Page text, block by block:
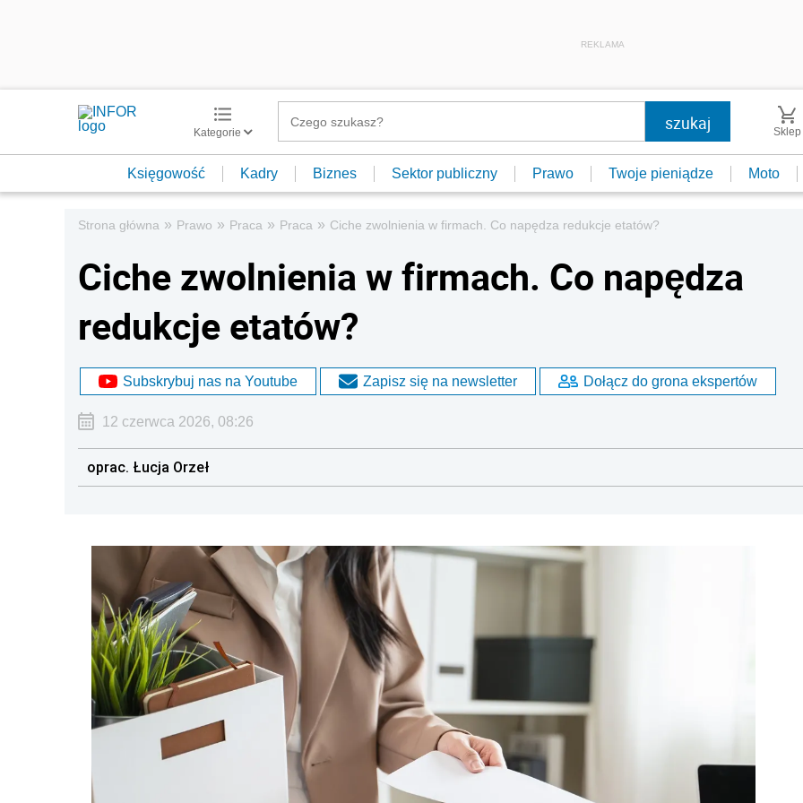
REKLAMA
Kategorie Sklep
Księgowość Kadry Biznes Sektor publiczny Prawo Twoje pieniądze Moto
Strona główna » Prawo » Praca » Praca » Ciche zwolnienia w firmach. Co napędza redukcje etatów?
Ciche zwolnienia w firmach. Co napędza
redukcje etatów?
Subskrybuj nas na Youtube Zapisz się na newsletter Dołącz do grona ekspertów
12 czerwca 2026, 08:26
oprac. Łucja Orzeł